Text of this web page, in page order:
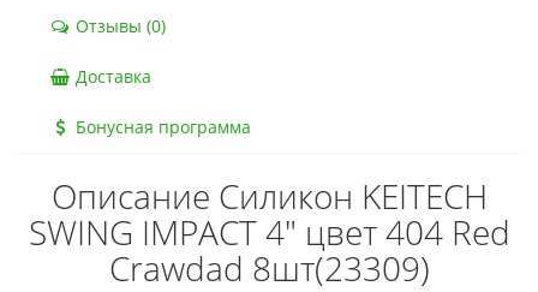
Отзывы (0)
Доставка
Бонусная программа
Описание Силикон KEITECH
SWING IMPACT 4" цвет 404 Red
Crawdad 8шт(23309)